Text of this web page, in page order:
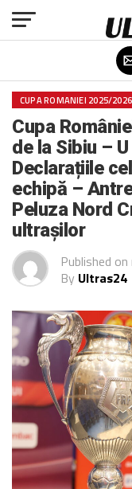
CUPA ROMANIEI 2025/2026
Cupa
de la Sibiu –
Declarațiile
echipă –
Peluza Nord
ultrașilor
Published on
By Ultras24